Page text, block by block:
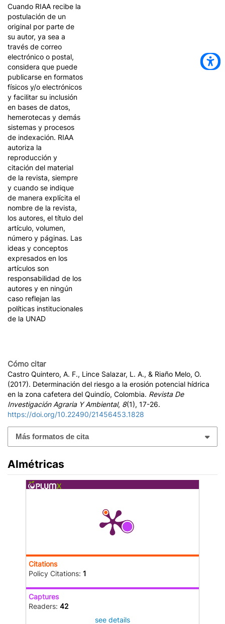
Cuando RIAA recibe la
postulación de un
original por parte de
su autor, ya sea a
través de correo
electrónico o postal,
considera que puede
publicarse en formatos
físicos y/o electrónicos
y facilitar su inclusión
en bases de datos,
hemerotecas y demás
sistemas y procesos
de indexación. RIAA
autoriza la
reproducción y
citación del material
de la revista, siempre
y cuando se indique
de manera explícita el
nombre de la revista,
los autores, el título del
artículo, volumen,
número y páginas. Las
ideas y conceptos
expresados en los
artículos son
responsabilidad de los
autores y en ningún
caso reflejan las
políticas institucionales
de la UNAD
Cómo citar
Castro Quintero, A. F., Lince Salazar, L. A., & Riaño Melo, O.
(2017). Determinación del riesgo a la erosión potencial hídrica
en la zona cafetera del Quindío, Colombia. Revista De
Investigación Agraria Y Ambiental, 8(1), 17-26.
https://doi.org/10.22490/21456453.1828
Más formatos de cita
Almétricas
Citations
Policy Citations: 1
Captures
Readers: 42
see details